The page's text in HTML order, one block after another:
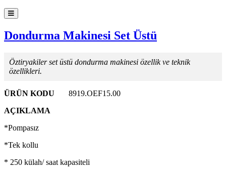
Dondurma Makinesi Set Üstü
Öztiryakiler set üstü dondurma makinesi özellik ve teknik
özellikleri.
ÜRÜN KODU
8919.OEF15.00
AÇIKLAMA
*Pompasız
*Tek kollu
* 250 külah/ saat kapasiteli